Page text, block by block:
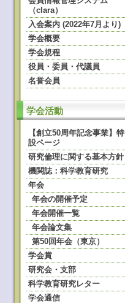
（clara）
入会案内 (2022年7月より)
学会概要
学会規程
役員・委員・代議員
名誉会員
学会活動
【創立50周年記念事業】特
設ページ
研究倫理に関する基本方針
機関誌：科学教育研究
年会
年会の開催予定
年会開催一覧
年会論文集
第50回年会（東京）
学会賞
研究会・支部
科学教育研究レター
学会通信